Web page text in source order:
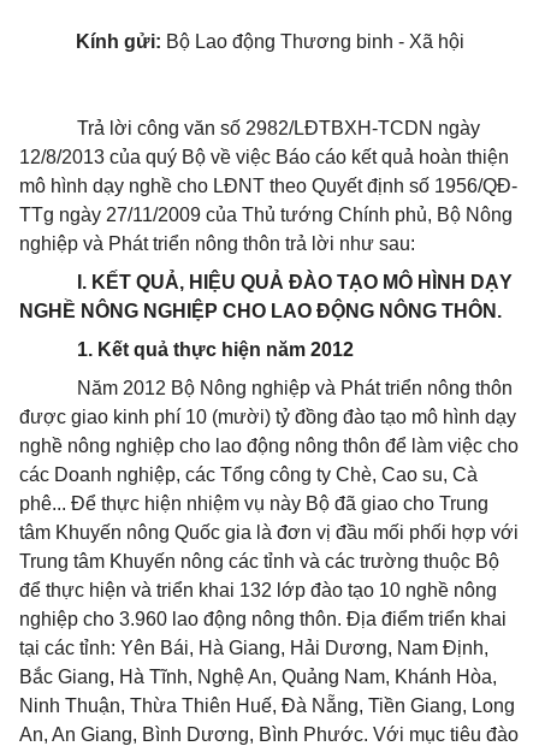
Kính gửi: Bộ Lao động Thương binh - Xã hội
Trả lời công văn số 2982/LĐTBXH-TCDN ngày
12/8/2013 của quý Bộ về việc Báo cáo kết quả hoàn thiện
mô hình dạy nghề cho LĐNT theo Quyết định số 1956/QĐ-
TTg ngày 27/11/2009 của Thủ tướng Chính phủ, Bộ Nông
nghiệp và Phát triển nông thôn trả lời như sau:
I. KẾT QUẢ, HIỆU QUẢ ĐÀO TẠO MÔ HÌNH DẠY
NGHỀ NÔNG NGHIỆP CHO LAO ĐỘNG NÔNG THÔN.
1. Kết quả thực hiện năm 2012
Năm 2012 Bộ Nông nghiệp và Phát triển nông thôn
được giao kinh phí 10 (mười) tỷ đồng đào tạo mô hình dạy
nghề nông nghiệp cho lao động nông thôn để làm việc cho
các Doanh nghiệp, các Tổng công ty Chè, Cao su, Cà
phê... Để thực hiện nhiệm vụ này Bộ đã giao cho Trung
tâm Khuyến nông Quốc gia là đơn vị đầu mối phối hợp với
Trung tâm Khuyến nông các tỉnh và các trường thuộc Bộ
để thực hiện và triển khai 132 lớp đào tạo 10 nghề nông
nghiệp cho 3.960 lao động nông thôn. Địa điểm triển khai
tại các tỉnh: Yên Bái, Hà Giang, Hải Dương, Nam Định,
Bắc Giang, Hà Tĩnh, Nghệ An, Quảng Nam, Khánh Hòa,
Ninh Thuận, Thừa Thiên Huế, Đà Nẵng, Tiền Giang, Long
An, An Giang, Bình Dương, Bình Phước. Với mục tiêu đào